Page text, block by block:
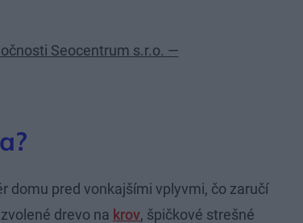
Seocentrum s.r.o. —
domu pred vonkajšími vplyvmi, čo zaručí
drevo na krov, špičkové strešné